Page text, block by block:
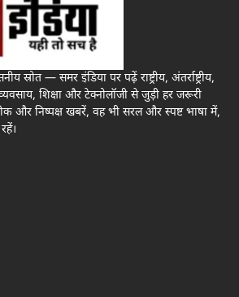
स्रोत — समर इंडिया पर पढ़ें राष्ट्रीय, अंतर्राष्ट्रीय,
शिक्षा और टेक्नोलॉजी से जुड़ी हर जरूरी
और निष्पक्ष खबरें, वह भी सरल और स्पष्ट भाषा में,